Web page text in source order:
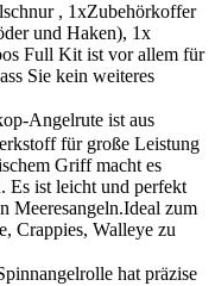
, 1xZubehörkoffer
und Haken), 1x
Full Kit ist vor allem für
Sie kein weiteres
Angelrute ist aus
für große Leistung
Griff macht es
Es ist leicht und perfekt
Meeresangeln.Ideal zum
Crappies, Walleye zu
hat präzise